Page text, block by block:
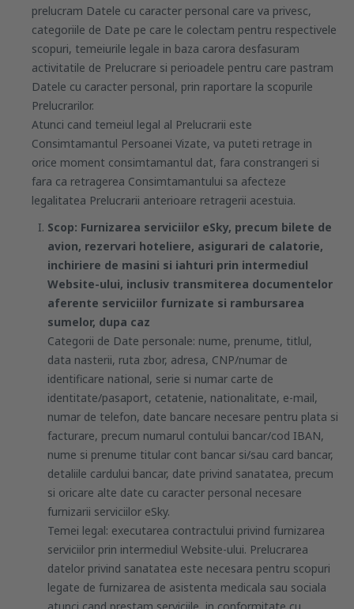
prelucram Datele cu caracter personal care va privesc,
categoriile de Date pe care le colectam pentru respectivele
scopuri, temeiurile legale in baza carora desfasuram
activitatile de Prelucrare si perioadele pentru care pastram
Datele cu caracter personal, prin raportare la scopurile
Prelucrarilor.
Atunci cand temeiul legal al Prelucrarii este
Consimtamantul Persoanei Vizate, va puteti retrage in
orice moment consimtamantul dat, fara constrangeri si
fara ca retragerea Consimtamantului sa afecteze
legalitatea Prelucrarii anterioare retragerii acestuia.
Scop: Furnizarea serviciilor eSky, precum bilete de
avion, rezervari hoteliere, asigurari de calatorie,
inchiriere de masini si iahturi prin intermediul
Website-ului, inclusiv transmiterea documentelor
aferente serviciilor furnizate si rambursarea
sumelor, dupa caz
Categorii de Date personale: nume, prenume, titlul,
data nasterii, ruta zbor, adresa, CNP/numar de
identificare national, serie si numar carte de
identitate/pasaport, cetatenie, nationalitate, e-mail,
numar de telefon, date bancare necesare pentru plata si
facturare, precum numarul contului bancar/cod IBAN,
nume si prenume titular cont bancar si/sau card bancar,
detaliile cardului bancar, date privind sanatatea, precum
si oricare alte date cu caracter personal necesare
furnizarii serviciilor eSky.
Temei legal: executarea contractului privind furnizarea
serviciilor prin intermediul Website-ului. Prelucrarea
datelor privind sanatatea este necesara pentru scopuri
legate de furnizarea de asistenta medicala sau sociala